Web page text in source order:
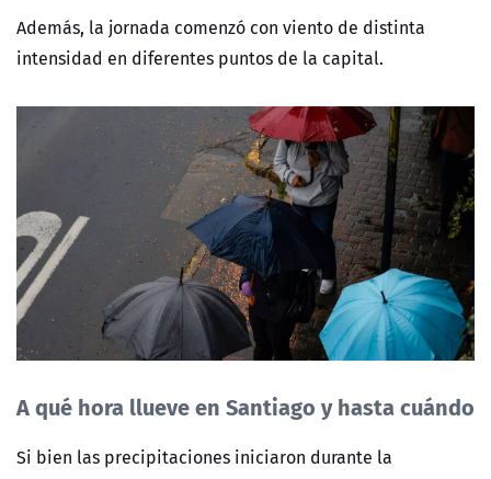
Además, la jornada comenzó con viento de distinta
intensidad en diferentes puntos de la capital.
A qué hora llueve en Santiago y hasta cuándo
Si bien las precipitaciones iniciaron durante la